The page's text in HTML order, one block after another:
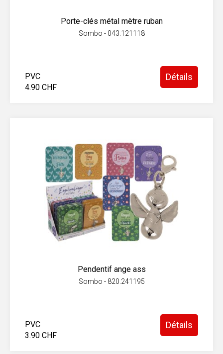
Porte-clés métal mètre ruban
Sombo - 043.121118
PVC
4.90 CHF
Détails
Pendentif ange ass
Sombo - 820.241195
PVC
3.90 CHF
Détails